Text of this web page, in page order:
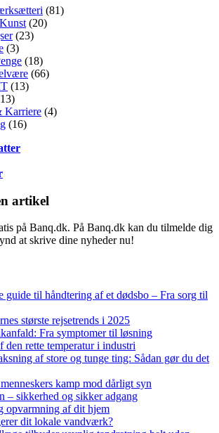
(81)
(20)
(23)
(3)
(18)
(66)
(13)
Karriere (4)
(16)
artikel
på Banq.dk. På Banq.dk kan du tilmelde dig
at skrive dine nyheder nu!
guide til håndtering af et dødsbo – Fra sorg til
største rejsetrends i 2025
Fra symptomer til løsning
den rette temperatur i industri
af store og tunge ting: Sådan gør du det
kamp mod dårligt syn
– sikkerhed og sikker adgang
opvarmning af dit hjem
dit lokale vandværk?